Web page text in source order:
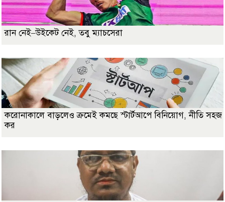
রান নেই–উইকেট নেই, তবু ম্যাচসেরা
করোনাকালে বাড়লেও ক্রমেই কমছে স্টার্টআপে বিনিয়োগ, নীতি সহজ
কর